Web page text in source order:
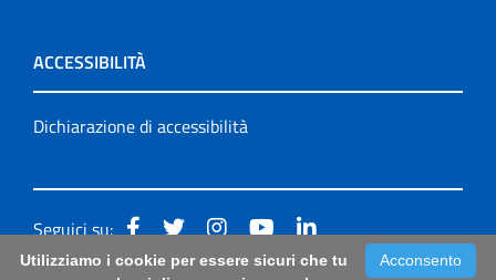
ACCESSIBILITÀ
Dichiarazione di accessibilità
Seguici su:
Acconsento
Utilizziamo i cookie per essere sicuri che tu